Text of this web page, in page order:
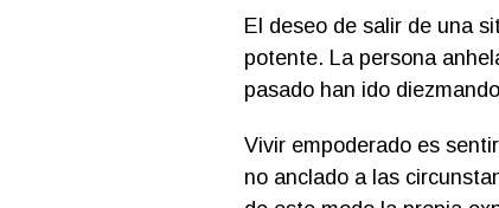
El deseo de salir de una
potente. La persona
pasado han ido
Vivir empoderado es
no anclado a las